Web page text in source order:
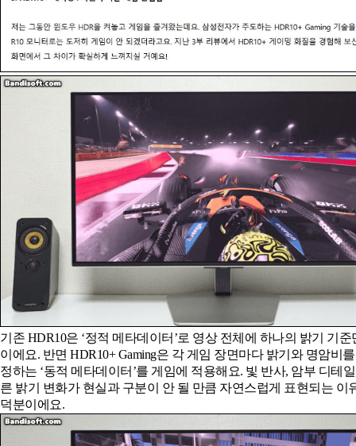
기존 HDR10은 ‘정적 메타데이터’로 영상 전체에 하나의 밝기 기
이에요. 반면 HDR10+ Gaming은 각 게임 장면마다 밝기와 명암비
정하는 ‘동적 메타데이터’를 게임에 적용해요. 빛 반사, 암부 디테
른 밝기 변화가 현실과 구분이 안 될 만큼 자연스럽게 표현되는 이
덕분이에요.